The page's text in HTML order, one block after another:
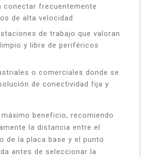
conectar frecuentemente
de alta velocidad
de trabajo que valoran
y libre de periféricos
o comerciales donde se
de conectividad fija y
beneficio, recomiendo
la distancia entre el
de la placa base y el punto
antes de seleccionar la